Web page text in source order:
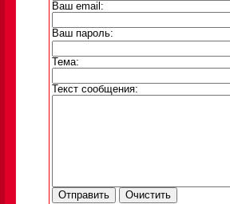
Ваш email:
Ваш пароль:
Тема:
Текст сообщения: